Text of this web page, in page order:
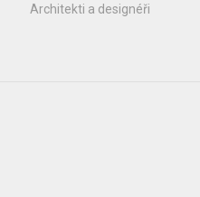
Architekti a designéři